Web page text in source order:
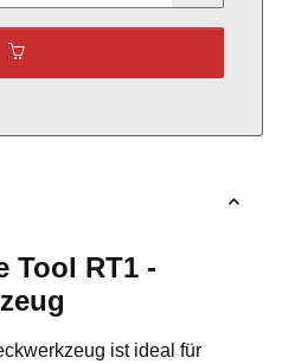
Tool RT1 -
ist ideal für